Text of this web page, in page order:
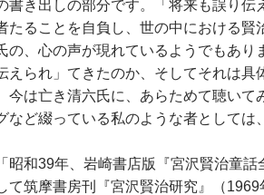
き出しの部分です。「将来も誤り伝
ることを自負し、世の中における賢
、心の声が現れているようでもあり
られ」てきたのか、そしてそれは具
今は亡き清六氏に、あらためて聴いて
など綴っている私のような者としては
和39年、岩崎書店版『宮沢賢治童話
筑摩書房刊『宮沢賢治研究』（1969